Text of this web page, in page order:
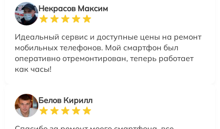
Некрасов Максим
Идеальный сервис и доступные цены на ремонт
мобильных телефонов. Мой смартфон был
оперативно отремонтирован, теперь работает
как часы!
Белов Кирилл